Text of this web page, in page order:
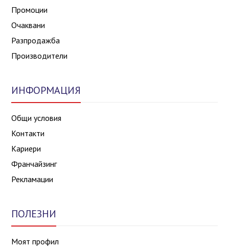
Промоции
Очаквани
Разпродажба
Производители
ИНФОРМАЦИЯ
Общи условия
Контакти
Кариери
Франчайзинг
Рекламации
ПОЛЕЗНИ
Моят профил